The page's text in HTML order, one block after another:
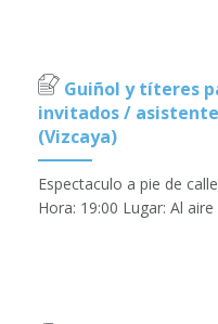
Guiñol y títeres
invitados /
(Vizcaya)
Espectaculo a pie de
Hora: 19:00 Lugar: Al